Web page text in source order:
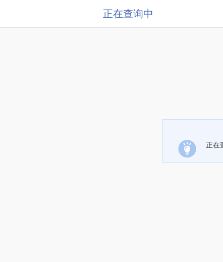
正在查询中
正在